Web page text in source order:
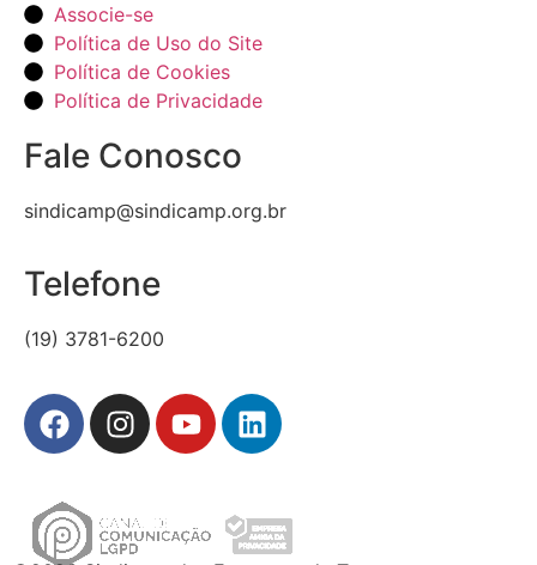
Associe-se
Política de Uso do Site
Política de Cookies
Política de Privacidade
Fale Conosco
sindicamp@sindicamp.org.br
Telefone
(19) 3781-6200